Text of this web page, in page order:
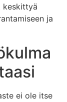
keskittyä
ja
ei ole itse